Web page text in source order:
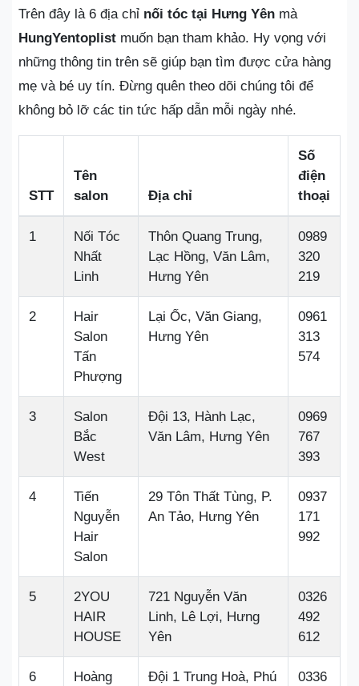
Trên đây là 6 địa chỉ nối tóc tại Hưng Yên mà
HungYentoplist muốn bạn tham khảo. Hy vọng với
những thông tin trên sẽ giúp bạn tìm được cửa hàng
mẹ và bé uy tín. Đừng quên theo dõi chúng tôi để
không bỏ lỡ các tin tức hấp dẫn mỗi ngày nhé.
STT
Tên
salon
Địa chỉ
Số
điện
thoại
1
Nối Tóc
Nhất
Linh
Thôn Quang Trung,
Lạc Hồng, Văn Lâm,
Hưng Yên
0989
320
219
2
Hair
Salon
Tấn
Phượng
Lại Ốc, Văn Giang,
Hưng Yên
0961
313
574
3
Salon
Bắc
West
Đội 13, Hành Lạc,
Văn Lâm, Hưng Yên
0969
767
393
4
Tiến
Nguyễn
Hair
Salon
29 Tôn Thất Tùng, P.
An Tảo, Hưng Yên
0937
171
992
5
2YOU
HAIR
HOUSE
721 Nguyễn Văn
Linh, Lê Lợi, Hưng
Yên
0326
492
612
6
Hoàng
Đội 1 Trung Hoà, Phú
0336